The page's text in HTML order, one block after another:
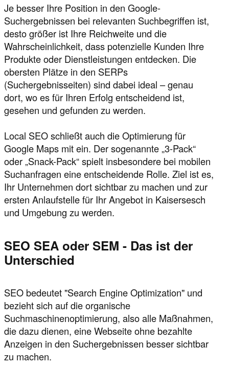
Je besser Ihre Position in den Google-
Suchergebnissen bei relevanten Suchbegriffen ist,
desto größer ist Ihre Reichweite und die
Wahrscheinlichkeit, dass potenzielle Kunden Ihre
Produkte oder Dienstleistungen entdecken. Die
obersten Plätze in den SERPs
(Suchergebnisseiten) sind dabei ideal – genau
dort, wo es für Ihren Erfolg entscheidend ist,
gesehen und gefunden zu werden.
Local SEO schließt auch die Optimierung für
Google Maps mit ein. Der sogenannte „3-Pack“
oder „Snack-Pack“ spielt insbesondere bei mobilen
Suchanfragen eine entscheidende Rolle. Ziel ist es,
Ihr Unternehmen dort sichtbar zu machen und zur
ersten Anlaufstelle für Ihr Angebot in Kaisersesch
und Umgebung zu werden.
SEO SEA oder SEM - Das ist der
Unterschied
SEO bedeutet "Search Engine Optimization" und
bezieht sich auf die organische
Suchmaschinenoptimierung, also alle Maßnahmen,
die dazu dienen, eine Webseite ohne bezahlte
Anzeigen in den Suchergebnissen besser sichtbar
zu machen.